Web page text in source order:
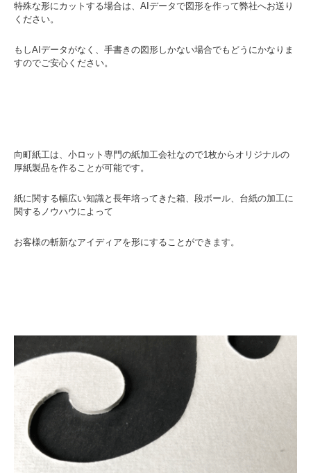
特殊な形にカットする場合は、AIデータで図形を作って弊社へお送り
ください。
もしAIデータがなく、手書きの図形しかない場合でもどうにかなりま
すのでご安心ください。
向町紙工は、小ロット専門の紙加工会社なので1枚からオリジナルの
厚紙製品を作ることが可能です。
紙に関する幅広い知識と長年培ってきた箱、段ボール、台紙の加工に
関するノウハウによって
お客様の斬新なアイディアを形にすることができます。